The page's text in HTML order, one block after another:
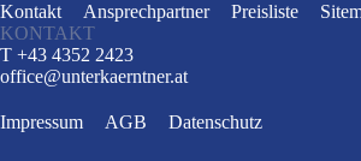
Kontakt Ansprechpartner Preisliste
KONTAKT
T +43 4352 2423
office@unterkaerntner.at
Impressum AGB Datenschutz